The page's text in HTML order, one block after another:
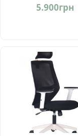
5.900грн